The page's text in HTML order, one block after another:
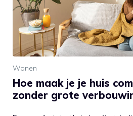
Wonen
Hoe maak je je huis
zonder grote